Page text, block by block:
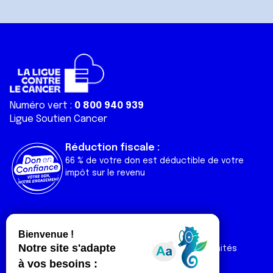
Numéro vert : 0 800 940 939
Ligue Soutien Cancer
Réduction fiscale :
66 % de votre don est déductible de votre
impôt sur le revenu
Liens utiles
Nos actualités
Nos publications
Contact
Espace Ligue & comités
Espace chercheur